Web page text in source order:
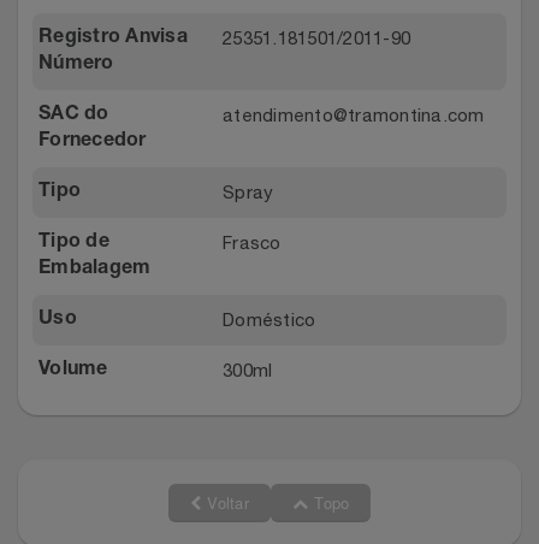
Registro Anvisa
Número
25351.181501/2011-90
SAC do
Fornecedor
atendimento@tramontina.com
Tipo Spray
Tipo de
Embalagem
Frasco
Uso Doméstico
Volume 300ml
Voltar Topo